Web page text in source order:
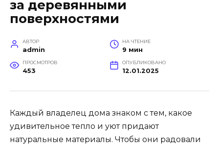
за деревянными
поверхностями
АВТОР
admin
НА ЧТЕНИЕ
9 мин
ПРОСМОТРОВ
453
ОПУБЛИКОВАНО
12.01.2025
Каждый владелец дома знаком с тем, какое
удивительное тепло и уют придают
натуральные материалы. Чтобы они радовали